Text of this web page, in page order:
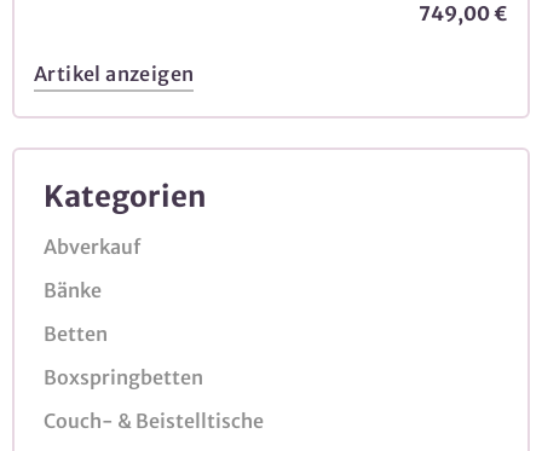
Kategorien
Abverkauf
Bänke
Betten
Boxspringbetten
Couch- & Beistelltische
749,00 €
Artikel anzeigen